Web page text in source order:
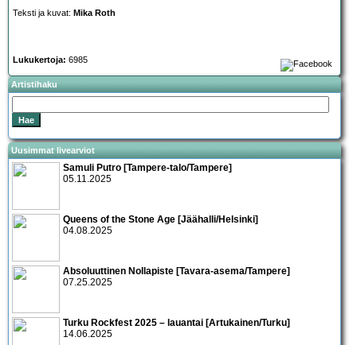
Teksti ja kuvat: Mika Roth
Lukukertoja: 6985
Artistihaku
Uusimmat livearviot
Samuli Putro [Tampere-talo/Tampere]
05.11.2025
Queens of the Stone Age [Jäähalli/Helsinki]
04.08.2025
Absoluuttinen Nollapiste [Tavara-asema/Tampere]
07.25.2025
Turku Rockfest 2025 – lauantai [Artukainen/Turku]
14.06.2025